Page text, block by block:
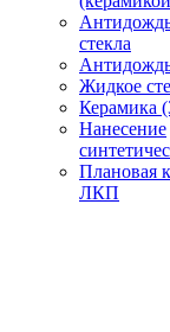
стекла
Жидкое
Керамика
Нанесение
Плановая
ЛКП